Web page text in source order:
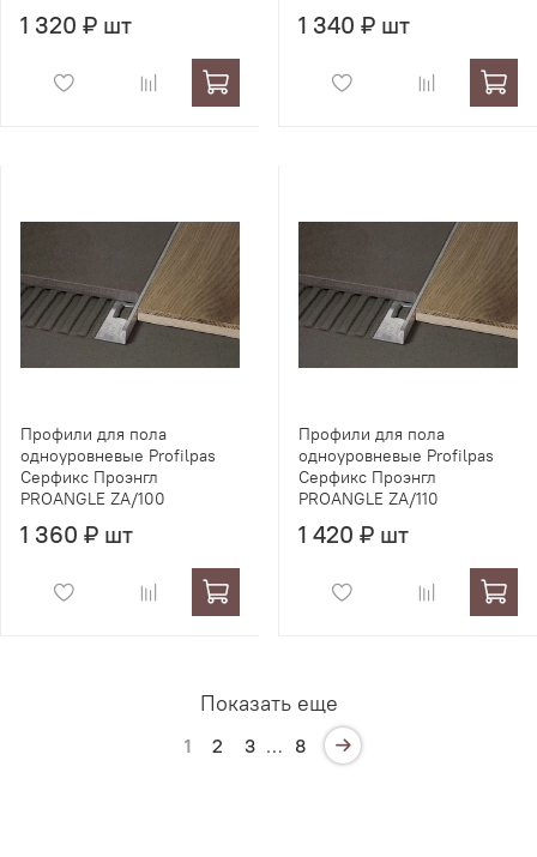
1 320 ₽ шт 1 340 ₽ шт
Профили для пола
одноуровневые Profilpas
Серфикс Проэнгл
PROANGLE ZA/100
1 360 ₽ шт
Профили для пола
одноуровневые Profilpas
Серфикс Проэнгл
PROANGLE ZA/110
1 420 ₽ шт
Показать еще
1 2 3 … 8